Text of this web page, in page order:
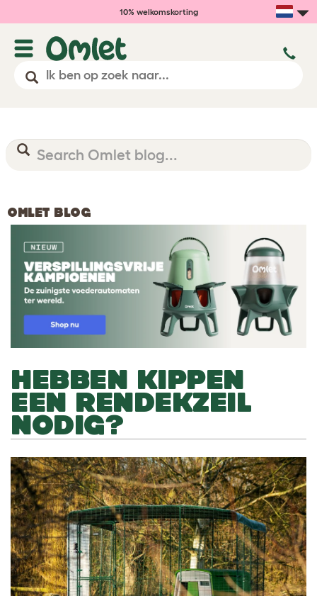
10% welkomskorting
OMLET BLOG
HEBBEN KIPPEN
EEN RENDEKZEIL
NODIG?